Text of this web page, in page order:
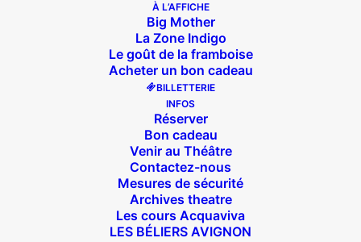
À L’AFFICHE
Big Mother
La Zone Indigo
Le goût de la framboise
Acheter un bon cadeau
BILLETTERIE
INFOS
Réserver
Bon cadeau
Venir au Théâtre
Contactez-nous
Mesures de sécurité
Archives theatre
Les cours Acquaviva
LES BÉLIERS AVIGNON
HEADER-SLIDER-CONFIDENCES
Les parents de Charlie se séparent
HEADER-SLIDER-CONFIDENCES